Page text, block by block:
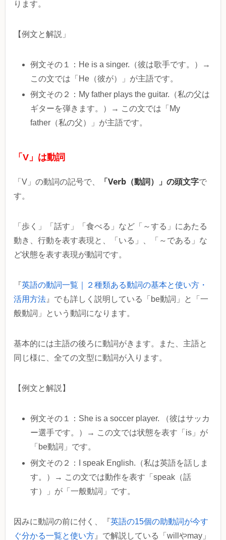
ります。
【例文と解説」
例文その１：He is a singer.（彼は歌手です。）→
この文では「He（彼が）」が主語です。
例文その２：My father plays the guitar.（私の父は
ギターを弾きます。）→ この文では「My
father（私の父）」が主語です。
「V」は動詞
「V」の動詞の記号で、 「Verb（動詞）」の頭文字で
す。
「歩く」「話す」「食べる」など「～する」にあたる
動き、行動を表す表現と、「いる」、「～である」な
ど状態を表す表現が動詞です。
『英語の動詞一覧｜２種類ある動詞の基本と使い方・
活用方法』でも詳しく説明している「be動詞」と「一
般動詞」という動詞になります。
基本的には主語の後ろに動詞がきます。また、主語と
同じ様に、全ての文型に動詞が入ります。
【例文と解説】
例文その１：She is a soccer player. （彼はサッカ
ー選手です。）→ この文では状態を表す「is」が
「be動詞」です。
例文その２：I speak English.（私は英語を話しま
す。）→ この文では動作を表す「speak（話
す）」が「一般動詞」です。
因みに動詞の前に付く、『英語の15個の助動詞が今す
ぐ分かる一覧と使い方 』で解説している「willやmay」